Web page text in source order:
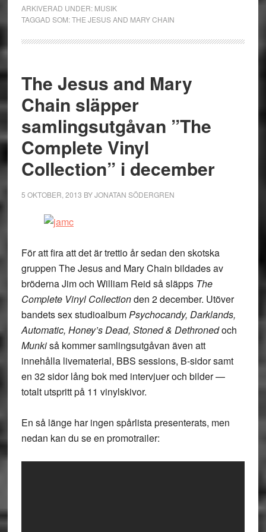
ARKIVERAD UNDER: MUSIK
TAGGAD SOM:THE JESUS AND MARY CHAIN
The Jesus and Mary
Chain släpper
samlingsutgåvan ”The
Complete Vinyl
Collection” i december
5 OKTOBER, 2013 BYJONATAN SÖDERGREN
För att fira att det är trettio år sedan den skotska
gruppen The Jesus and Mary Chain bildades av
bröderna Jim och William Reid så släpps The
Complete Vinyl Collectionden 2 december. Utöver
bandets sex studioalbumPsychocandy, Darklands,
Automatic, Honey’s Dead, Stoned & Dethronedoch
Munkiså kommer samlingsutgåvan även att
innehålla livematerial, BBS sessions, B-sidor samt
en 32 sidor lång bok med intervjuer och bilder —
totalt utspritt på 11 vinylskivor.
En så länge har ingen spårlista presenterats, men
nedan kan du se en promotrailer: